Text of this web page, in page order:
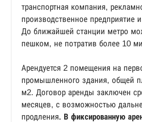
транспортная компания,
производственное предприятие
До ближайшей станции метро
пешком, не потратив более 10
Арендуется 2 помещения на
промышленного здания, общей
м2. Договор аренды заключен
месяцев, с возможностью
продления. В фиксированную